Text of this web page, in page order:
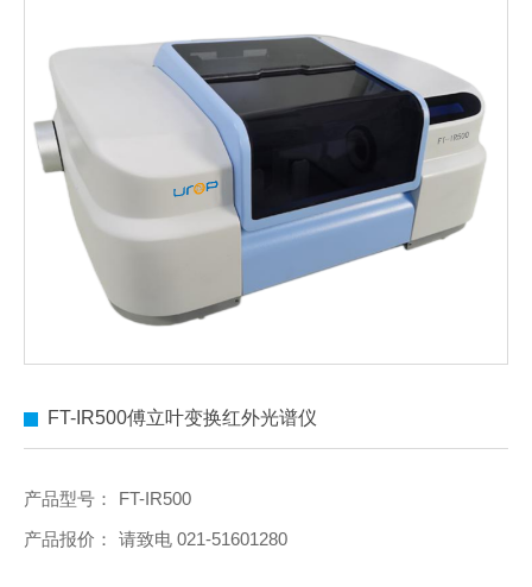
FT-IR500傅立叶变换红外光谱仪
产品型号：
FT-IR500
产品报价：
请致电 021-51601280